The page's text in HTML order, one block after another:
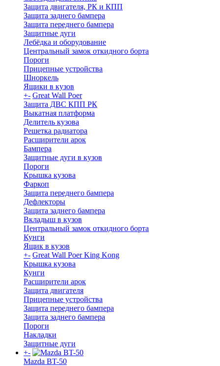
Защита двигателя, РК и КПП
Защита заднего бампера
Защита переднего бампера
Защитные дуги
Лебёдка и оборудование
Центральный замок откидного борта
Пороги
Прицепные устройства
Шноркель
Ящики в кузов
+- Great Wall Poer
Защита ДВС КПП РК
Выкатная платформа
Делитель кузова
Решетка радиатора
Расширители арок
Бампера
Защитные дуги в кузов
Пороги
Крышка кузова
Фаркоп
Защита переднего бампера
Дефлекторы
Защита заднего бампера
Вкладыш в кузов
Центральный замок откидного борта
Кунги
Ящик в кузов
+- Great Wall Poer King Kong
Крышка кузова
Кунги
Расширители арок
Защита двигателя
Прицепные устройства
Защита переднего бампера
Защита заднего бампера
Пороги
Накладки
Защитные дуги
+-
Mazda BT-50